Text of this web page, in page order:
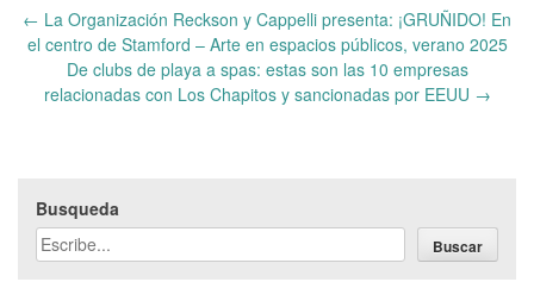
Post
navigation
← La Organización Reckson y Cappelli presenta: ¡GRUÑIDO! En
el centro de Stamford – Arte en espacios públicos, verano 2025
De clubs de playa a spas: estas son las 10 empresas
relacionadas con Los Chapitos y sancionadas por EEUU →
Busqueda
Buscar